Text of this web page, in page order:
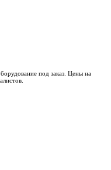
под заказ. Цены на